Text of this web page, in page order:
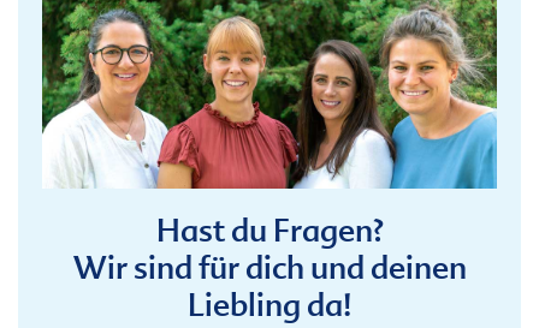
Hast du Fragen?
Wir sind für dich und deinen
Liebling da!